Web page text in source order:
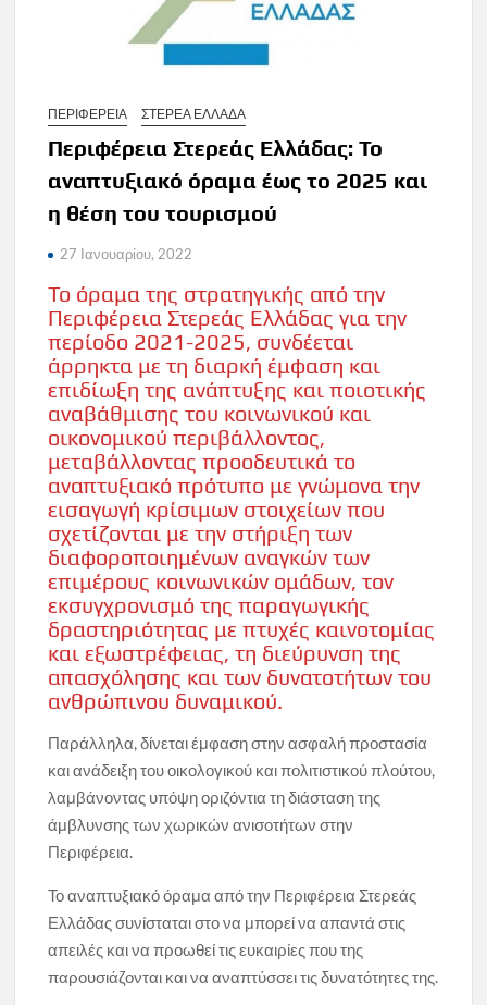
ΠΕΡΙΦΕΡΕΙΑ ΣΤΕΡΕΑ ΕΛΛΑΔΑ
Περιφέρεια Στερεάς Ελλάδας: Το
αναπτυξιακό όραμα έως το 2025 και
η θέση του τουρισμού
27 Ιανουαρίου, 2022
Το όραμα της στρατηγικής από την
Περιφέρεια Στερεάς Ελλάδας για την
περίοδο 2021-2025, συνδέεται
άρρηκτα με τη διαρκή έμφαση και
επιδίωξη της ανάπτυξης και ποιοτικής
αναβάθμισης του κοινωνικού και
οικονομικού περιβάλλοντος,
μεταβάλλοντας προοδευτικά το
αναπτυξιακό πρότυπο με γνώμονα την
εισαγωγή κρίσιμων στοιχείων που
σχετίζονται με την στήριξη των
διαφοροποιημένων αναγκών των
επιμέρους κοινωνικών ομάδων, τον
εκσυγχρονισμό της παραγωγικής
δραστηριότητας με πτυχές καινοτομίας
και εξωστρέφειας, τη διεύρυνση της
απασχόλησης και των δυνατοτήτων του
ανθρώπινου δυναμικού.
Παράλληλα, δίνεται έμφαση στην ασφαλή προστασία
και ανάδειξη του οικολογικού και πολιτιστικού πλούτου,
λαμβάνοντας υπόψη οριζόντια τη διάσταση της
άμβλυνσης των χωρικών ανισοτήτων στην
Περιφέρεια.
Το αναπτυξιακό όραμα από την Περιφέρεια Στερεάς
Ελλάδας συνίσταται στο να μπορεί να απαντά στις
απειλές και να προωθεί τις ευκαιρίες που της
παρουσιάζονται και να αναπτύσσει τις δυνατότητες της.